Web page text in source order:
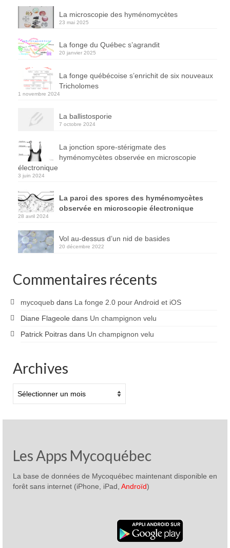
La microscopie des hyménomycètes
23 mai 2025
La fonge du Québec s’agrandit
20 janvier 2025
La fonge québécoise s’enrichit de six nouveaux
Tricholomes
1 novembre 2024
La ballistosporie
7 octobre 2024
La jonction spore-stérigmate des
hyménomycètes observée en microscopie
électronique
3 juin 2024
La paroi des spores des hyménomycètes
observée en microscopie électronique
28 avril 2024
Vol au-dessus d’un nid de basides
20 décembre 2022
Commentaires récents
mycoqueb dans La fonge 2.0 pour Android et iOS
Diane Flageole dans Un champignon velu
Patrick Poitras dans Un champignon velu
Archives
Les Apps Mycoquébec
La base de données de Mycoquébec maintenant disponible en
forêt sans internet (iPhone, iPad, Androïd)